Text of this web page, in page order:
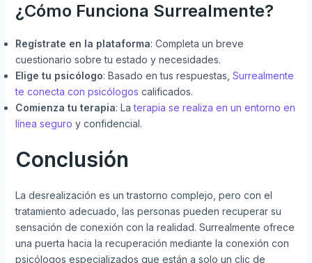
¿Cómo Funciona Surrealmente?
Regístrate en la plataforma: Completa un breve
cuestionario sobre tu estado y necesidades.
Elige tu psicólogo: Basado en tus respuestas, Surrealmente
te conecta con psicólogos calificados.
Comienza tu terapia: Laterapia se realiza en un entorno en
línea seguro y confidencial.
Conclusión
La desrealización es un trastorno complejo, pero con el
tratamiento adecuado, las personas pueden recuperar su
sensación de conexión con la realidad. Surrealmente ofrece
una puerta hacia la recuperación mediante la conexión con
psicólogos especializados que están a solo un clic de